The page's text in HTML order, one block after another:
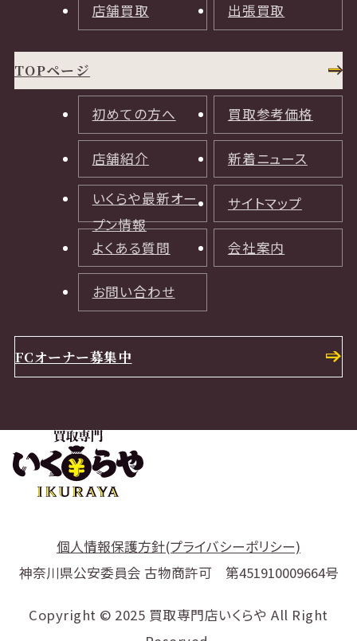
店舗買取 出張買取
TOPページ
初めての方へ 買取参考価格
店舗紹介 新着ニュース
いくらや最新オー
プン情報
サイトマップ
よくある質問 会社案内
お問い合わせ
FCオーナー募集中
個人情報保護方針(プライバシーポリシー)
神奈川県公安委員会 古物商許可 第451910009664号
Copyright © 2025 買取専門店いくらや All Right